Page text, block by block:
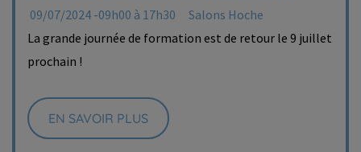
09/07/2024 -09h00 à 17h30
Salons Hoche
La grande journée de formation est de retour le 9 juillet
prochain !
EN SAVOIR PLUS